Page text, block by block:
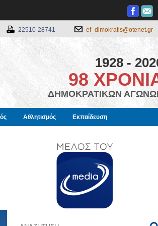
22510-28741 ef_dimokratis@otenet.gr
1928 -
98
ΔΗΜΟΚΡΑΤΙΚΩΝ
Αθλητισμός Εκπαίδευση